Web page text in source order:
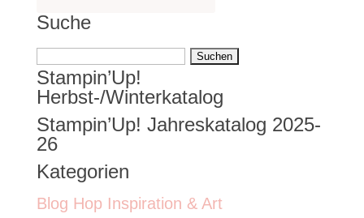
Suche
Suchen
nach:
Stampin’Up!
Herbst-/Winterkatalog
Stampin’Up! Jahreskatalog 2025-
26
Kategorien
Blog Hop Inspiration & Art